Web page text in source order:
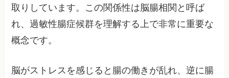
取りしています。この関係性は脳腸相関と呼ば
れ、過敏性腸症候群を理解する上で非常に重要な
概念です。
脳がストレスを感じると腸の働きが乱れ、逆に腸